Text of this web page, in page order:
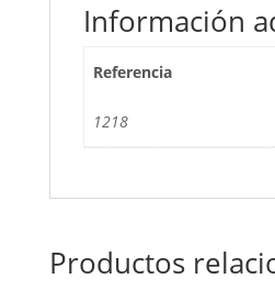
Información
Referencia
1218
Productos